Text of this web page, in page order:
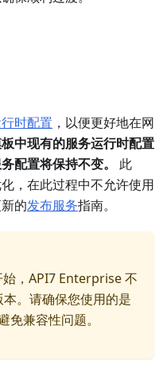
时配置 ，以便更好地在网
中现有的服务运行时配置
配置将保持不变。
此
，在此过程中不允许使用
的发布服务指南。
始，API7 Enterprise 不
本。请确保您使用的是
免兼容性问题。